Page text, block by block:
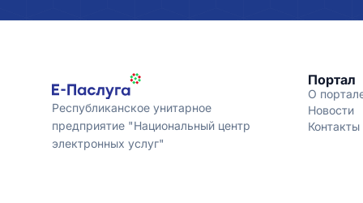
Республиканское унитарное
предприятие "Национальный центр
электронных услуг"
Портал
О
Новости
Контакты